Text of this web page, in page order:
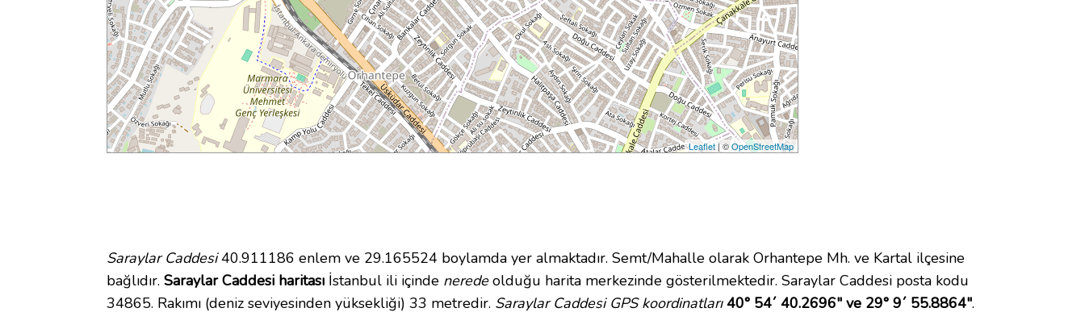
Leaflet| ©OpenStreetMap
Saraylar Caddesi40.911186 enlem ve 29.165524 boylamda yer almaktadır. Semt/Mahalle olarak Orhantepe Mh. ve Kartal ilçesine
bağlıdır. Saraylar Caddesi haritası İstanbul ili içinde neredeolduğu harita merkezinde gösterilmektedir. Saraylar Caddesi posta kodu
34865. Rakımı (deniz seviyesinden yüksekliği) 33 metredir. Saraylar Caddesi GPS koordinatları 40° 54´ 40.2696" ve 29° 9´ 55.8864".